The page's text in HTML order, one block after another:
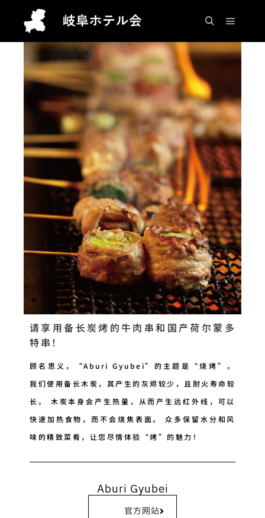
请享用备长炭烤的牛肉串和国产荷尔蒙多
特串！
顾名思义，“Aburi Gyubei”的主题是“烧烤”。
我们使用备长木炭，其产生的灰烬较少，且耐火寿命较
长。 木炭本身会产生热量，从而产生远红外线，可以
快速加热食物，而不会烧焦表面。 众多保留水分和风
味的精致菜肴，让您尽情体验“烤”的魅力！
Aburi Gyubei
官方网站